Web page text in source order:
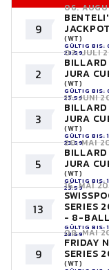
9
06.
(WT)
GÜLTIG
23:59
2
07. JULI
JURA
(WT)
GÜLTIG
23:59
3
17. JUNI
JURA
(WT)
GÜLTIG BIS:
23:59
5
20. MAI
JURA
(WT)
GÜLTIG BIS:
23:59
13
16. MAI
SERIES
- 8-
GÜLTIG BIS:
23:59
9
08. MAI
FRIDAY
SERIES
(WT)